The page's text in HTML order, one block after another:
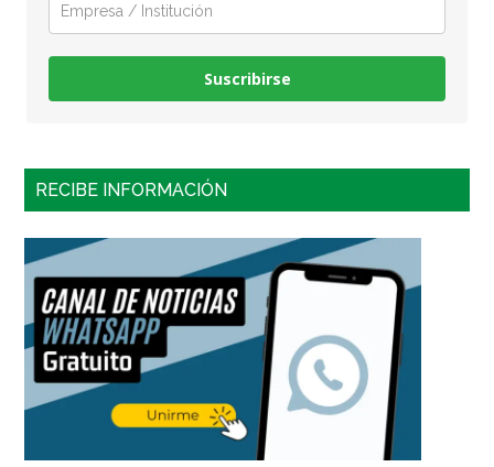
Suscribirse
RECIBE INFORMACIÓN